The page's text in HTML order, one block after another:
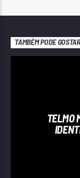
TAMBÉM PODE GOSTAR
TELMO